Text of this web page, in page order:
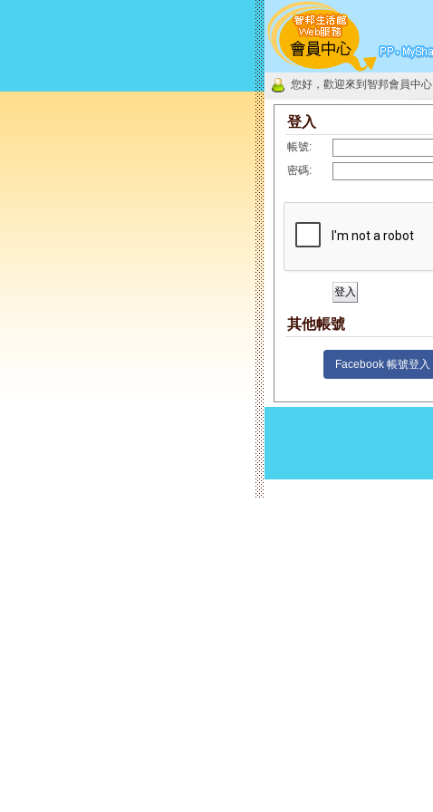
您好，歡迎來到智邦會員中心
登入
帳號:
密碼:
其他帳號
Facebook 帳號登入